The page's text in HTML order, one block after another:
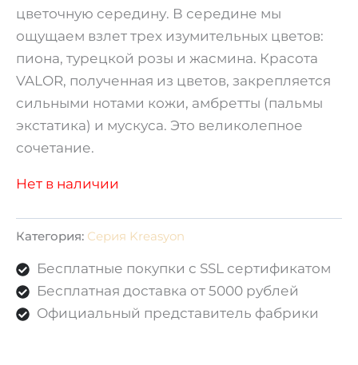
цветочную середину. В середине мы
ощущаем взлет трех изумительных цветов:
пиона, турецкой розы и жасмина. Красота
VALOR, полученная из цветов, закрепляется
сильными нотами кожи, амбретты (пальмы
экстатика) и мускуса. Это великолепное
сочетание.
Нет в наличии
Категория: Серия Kreasyon
Бесплатные покупки с SSL сертификатом
Бесплатная доставка от 5000 рублей
Официальный представитель фабрики